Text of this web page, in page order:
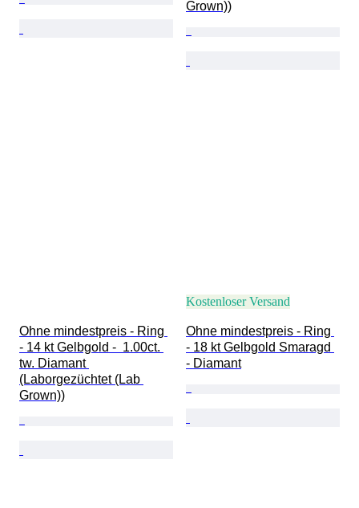
Grown))
Ohne mindestpreis - Ring
- 14 kt Gelbgold -  1.00ct.
tw. Diamant
(Laborgezüchtet (Lab
Grown))
Kostenloser Versand
Ohne mindestpreis - Ring
- 18 kt Gelbgold Smaragd
- Diamant